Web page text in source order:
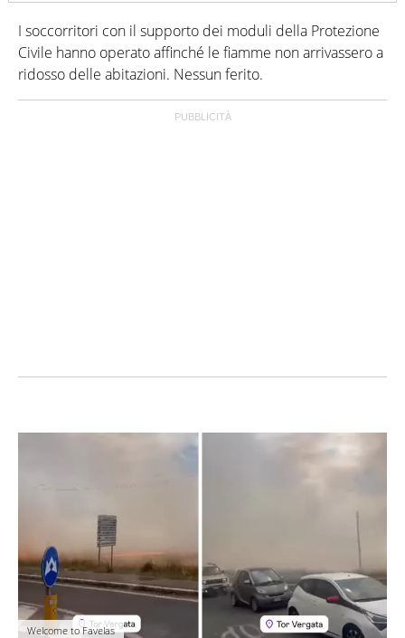
I soccorritori con il supporto dei moduli della Protezione
Civile hanno operato affinché le fiamme non arrivassero a
ridosso delle abitazioni. Nessun ferito.
Welcome to Favelas